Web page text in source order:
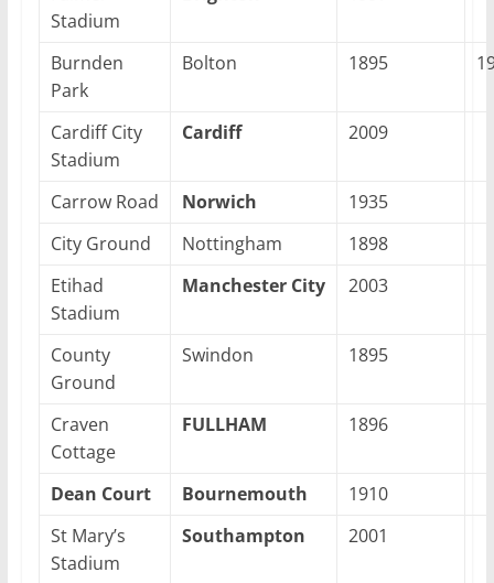
Stadium
Burnden
Park
Bolton 1895
Cardiff City
Stadium
Cardiff 2009
Carrow Road Norwich
1935
City Ground
Nottingham
1898
Etihad
Stadium
Manchester City 2003
County
Ground
Swindon 1895
Craven
Cottage
FULLHAM 1896
Dean Court Bournemouth
1910
St Mary’s
Stadium
Southampton 2001